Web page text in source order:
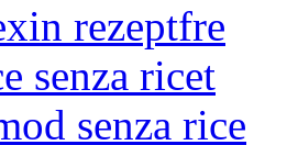
rezeptfre
senza ricet
senza rice